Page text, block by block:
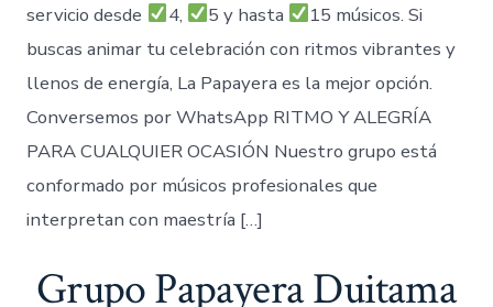
servicio desde
4, 5 y hasta
15 músicos. Si
buscas animar tu celebración con ritmos vibrantes y
llenos de energía, La Papayera es la mejor opción.
Conversemos por WhatsApp RITMO Y ALEGRÍA
PARA CUALQUIER OCASIÓN Nuestro grupo está
conformado por músicos profesionales que
interpretan con maestría […]
Grupo Papayera Duitama